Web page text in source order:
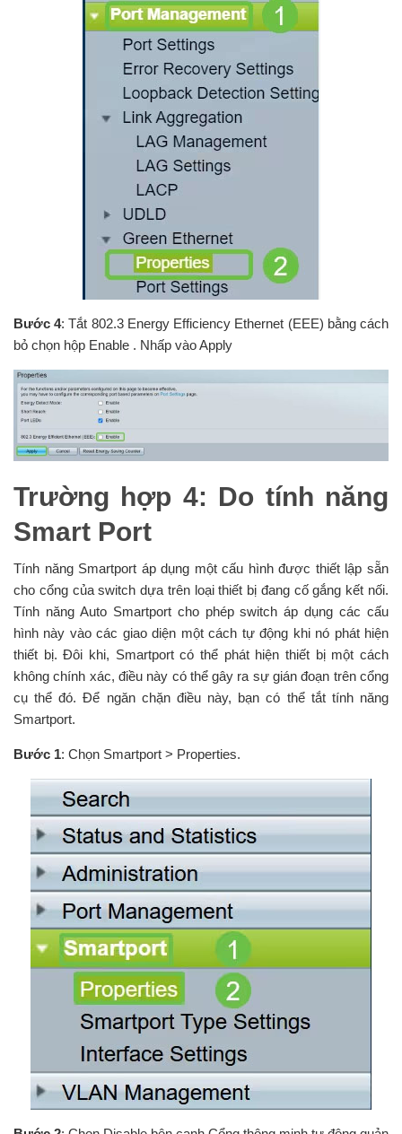
Bước 4: Tắt 802.3 Energy Efficiency Ethernet (EEE) bằng cách
bỏ chọn hộp Enable . Nhấp vào Apply
Trường hợp 4: Do tính năng
Smart Port
Tính năng Smartport áp dụng một cấu hình được thiết lập sẵn
cho cổng của switch dựa trên loại thiết bị đang cố gắng kết nối.
Tính năng Auto Smartport cho phép switch áp dụng các cấu
hình này vào các giao diện một cách tự động khi nó phát hiện
thiết bị. Đôi khi, Smartport có thể phát hiện thiết bị một cách
không chính xác, điều này có thể gây ra sự gián đoạn trên cổng
cụ thể đó. Để ngăn chặn điều này, bạn có thể tắt tính năng
Smartport.
Bước 1: Chọn Smartport > Properties.